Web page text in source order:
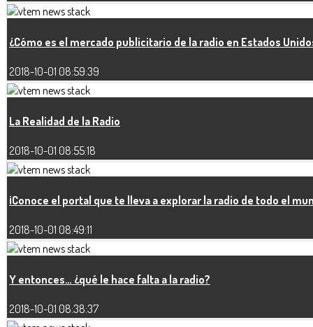
¿Cómo es el mercado publicitario de la radio en Estados
2018-10-01 08:59:39
La Realidad de la Radio
2018-10-01 08:55:18
¡Conoce el portal que te lleva a explorar la radio de todo el
2018-10-01 08:49:11
Y entonces… ¿qué le hace falta a la radio?
2018-10-01 08:38:37